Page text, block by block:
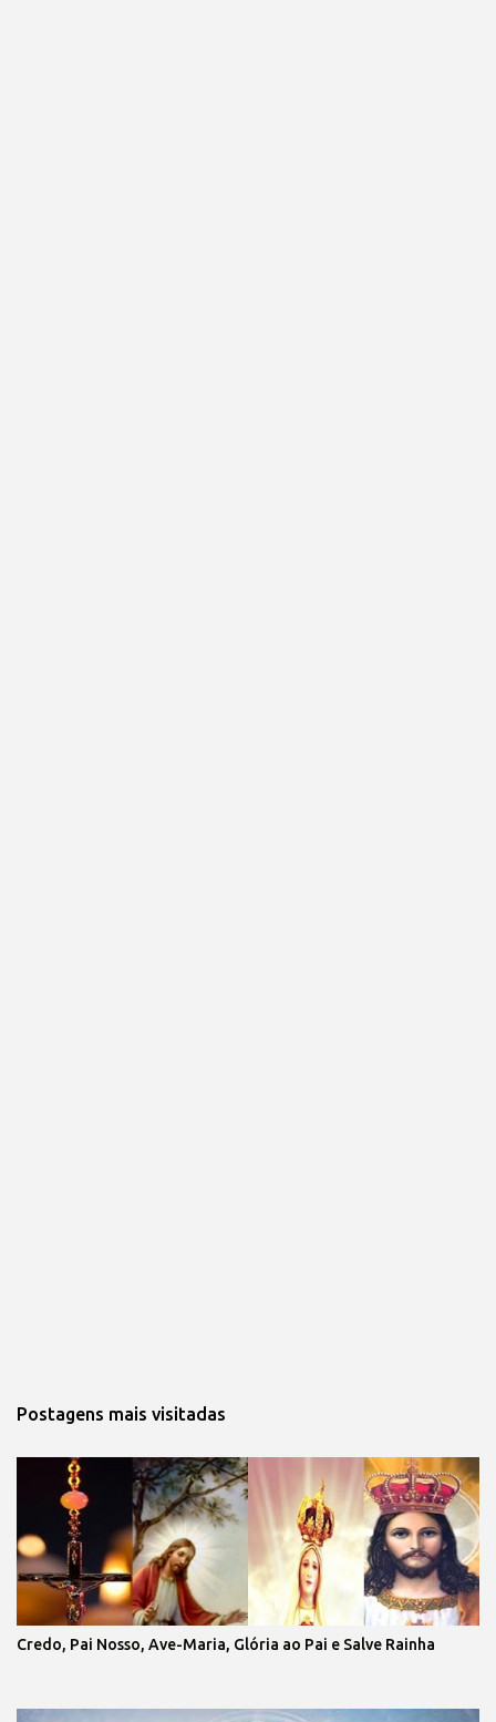
Postagens mais visitadas
Credo, Pai Nosso, Ave-Maria, Glória ao Pai e Salve Rainha